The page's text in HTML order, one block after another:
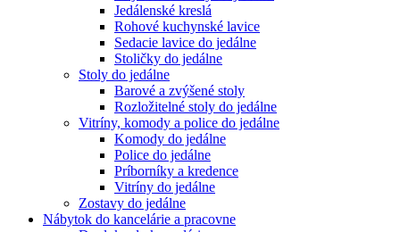
Jedálenské kreslá
Rohové kuchynské lavice
Sedacie lavice do jedálne
Stoličky do jedálne
Stoly do jedálne
Barové a zvýšené stoly
Rozložitelné stoly do jedálne
Vitríny, komody a police do jedálne
Komody do jedálne
Police do jedálne
Príborníky a kredence
Vitríny do jedálne
Zostavy do jedálne
Nábytok do kancelárie a pracovne